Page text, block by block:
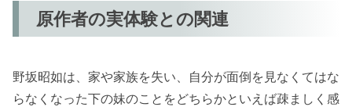
原作者の実体験との関連
野坂昭如は、家や家族を失い、自分が面倒を見なくてはな
らなくなった下の妹のことをどちらかといえば疎ましく感